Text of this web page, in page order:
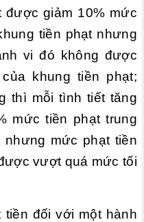
được giảm 10% mức
tiền phạt nhưng
vi đó không được
khung tiền phạt;
thì mỗi tình tiết tăng
mức tiền phạt trung
nhưng mức phạt tiền
vượt quá mức tối
đối với một hành